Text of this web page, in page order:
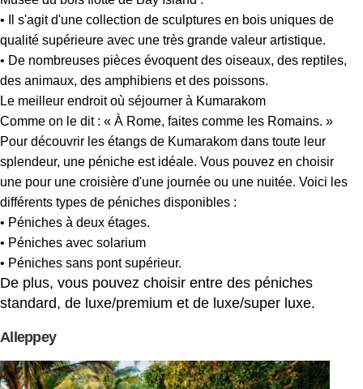
• Il s'agit d'une collection de sculptures en bois uniques de
qualité supérieure avec une très grande valeur artistique.
• De nombreuses pièces évoquent des oiseaux, des reptiles,
des animaux, des amphibiens et des poissons.
Le meilleur endroit où séjourner à Kumarakom
Comme on le dit : « À Rome, faites comme les Romains. »
Pour découvrir les étangs de Kumarakom dans toute leur
splendeur, une péniche est idéale. Vous pouvez en choisir
une pour une croisière d'une journée ou une nuitée. Voici les
différents types de péniches disponibles :
• Péniches à deux étages.
• Péniches avec solarium
• Péniches sans pont supérieur.
De plus, vous pouvez choisir entre des péniches
standard, de luxe/premium et de luxe/super luxe.
Alleppey